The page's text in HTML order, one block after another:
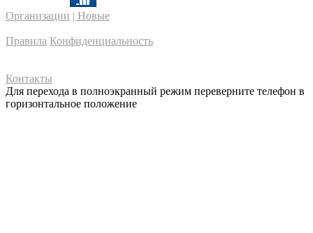
Организации | Новые
Правила Конфиденциальность
Контакты
Для перехода в полноэкранный режим переверните телефон в
горизонтальное положение